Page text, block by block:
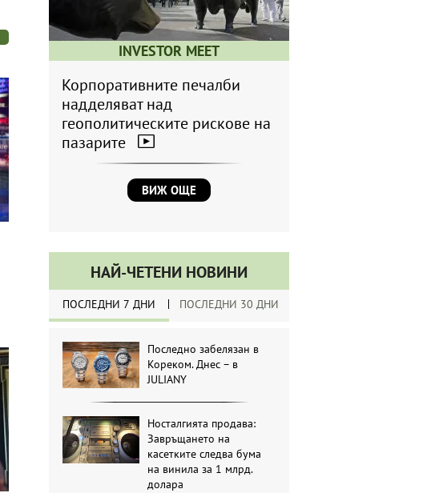
INVESTOR MEET
Корпоративните печалби
надделяват над
геополитическите рискове на
пазарите
ВИЖ ОЩЕ
НАЙ-ЧЕТЕНИ НОВИНИ
ПОСЛЕДНИ 7 ДНИ ПОСЛЕДНИ 30 ДНИ
Последно забелязан в
Кореком. Днес – в
JULIANY
Носталгията продава:
Завръщането на
касетките следва бума
на винила за 1 млрд.
долара